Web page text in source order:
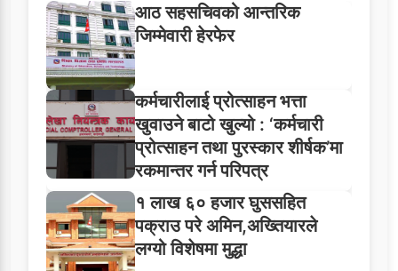
आठ सहसचिवको आन्तरिक
जिम्मेवारी हेरफेर
कर्मचारीलाई प्रोत्साहन भत्ता
खुवाउने बाटो खुल्यो : ‘कर्मचारी
प्रोत्साहन तथा पुरस्कार शीर्षक’मा
रकमान्तर गर्न परिपत्र
१ लाख ६० हजार घुससहित
पक्राउ परे अमिन,अख्तियारले
लग्यो विशेषमा मुद्धा